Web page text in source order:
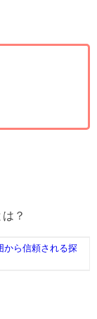
？
から信頼される探